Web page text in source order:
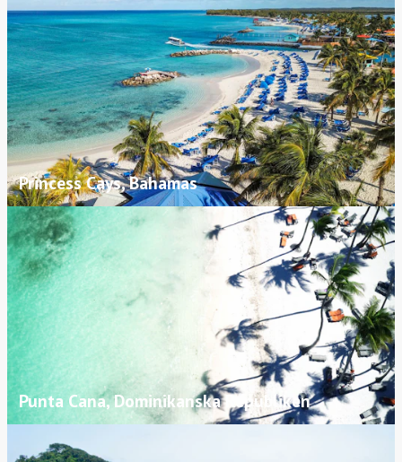
Princess Cays, Bahamas
Punta Cana, Dominikanska Republiken